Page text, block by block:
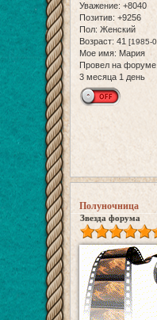
Уважение: +8040
Позитив: +9256
Пол: Женский
Возраст: 41 [1985-
Мое имя: Мария
Провел на форуме:
3 месяца 1 день
Полуночница
Звезда форума